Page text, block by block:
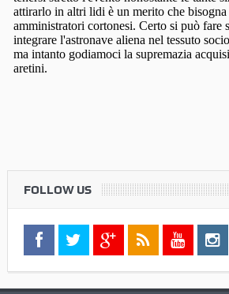
FOLLOW US